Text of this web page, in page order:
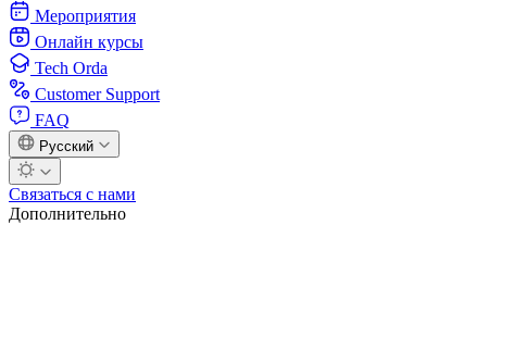
Мероприятия
Онлайн курсы
Tech Orda
Customer Support
FAQ
Русский
Связаться с нами
Дополнительно